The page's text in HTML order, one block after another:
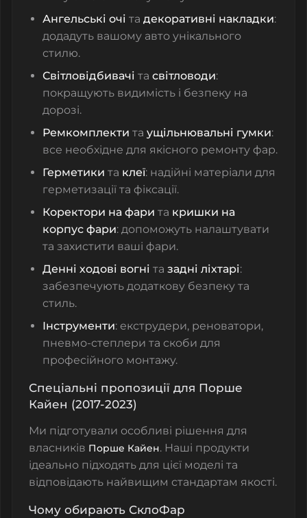
Ангельські очі та декоративні накладки:
додадуть вашому авто унікального
стилю.
Світловідбивачі та світловоди:
покращують видимість і безпеку на
дорозі.
Ремкомплекти та ущільнювальні гумки:
все необхідне для якісного ремонту фар.
Герметики та клеї: надійні матеріали для
герметизації та фіксації.
Коректори на фари та кришки на
корпус фари: допоможуть налаштувати
та захистити ваші фари.
Денні ходові вогні та задні ліхтарі:
забезпечують додаткову безпеку та
стиль.
Інструменти: екструдери, реноватори,
пневмо-степлери та скоби для
професійного монтажу.
Спеціальні пропозиції для Порше
Кайен (2017-2023)
Ми підготували особливі рішення для
власників Порше Кайен. Наші продукти
ідеально підходять для цієї моделі та
відповідають найвищим стандартам якості.
Чому обирають СклоФар